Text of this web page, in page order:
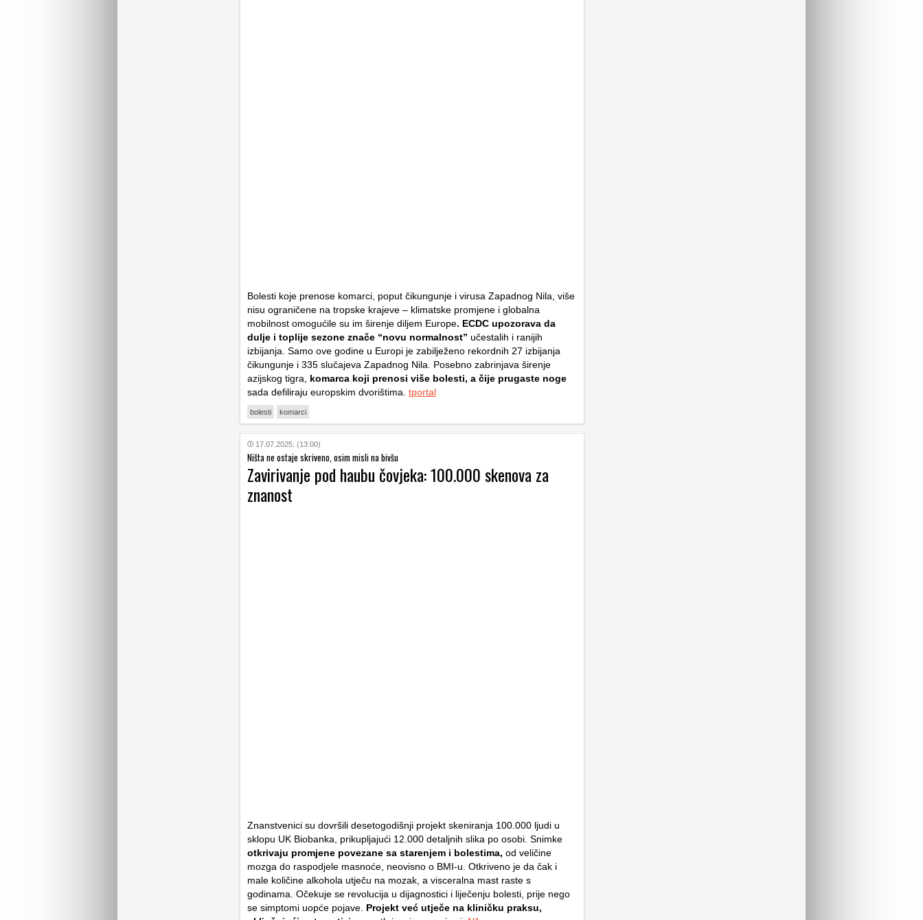
Bolesti koje prenose komarci, poput čikungunje i virusa Zapadnog Nila, više
nisu ograničene na tropske krajeve – klimatske promjene i globalna
mobilnost omogućile su im širenje diljem Europe. ECDC upozorava da
dulje i toplije sezone znače “novu normalnost” učestalih i ranijih
izbijanja. Samo ove godine u Europi je zabilježeno rekordnih 27 izbijanja
čikungunje i 335 slučajeva Zapadnog Nila. Posebno zabrinjava širenje
azijskog tigra, komarca koji prenosi više bolesti, a čije prugaste noge
sada defiliraju europskim dvorištima. tportal
bolesti komarci
17.07.2025. (13:00)
Ništa ne ostaje skriveno, osim misli na bivšu
Zavirivanje pod haubu čovjeka: 100.000 skenova za
znanost
Znanstvenici su dovršili desetogodišnji projekt skeniranja 100.000 ljudi u
sklopu UK Biobanka, prikupljajući 12.000 detaljnih slika po osobi. Snimke
otkrivaju promjene povezane sa starenjem i bolestima, od veličine
mozga do raspodjele masnoće, neovisno o BMI-u. Otkriveno je da čak i
male količine alkohola utječu na mozak, a visceralna mast raste s
godinama. Očekuje se revolucija u dijagnostici i liječenju bolesti, prije nego
se simptomi uopće pojave. Projekt već utječe na kliničku praksu,